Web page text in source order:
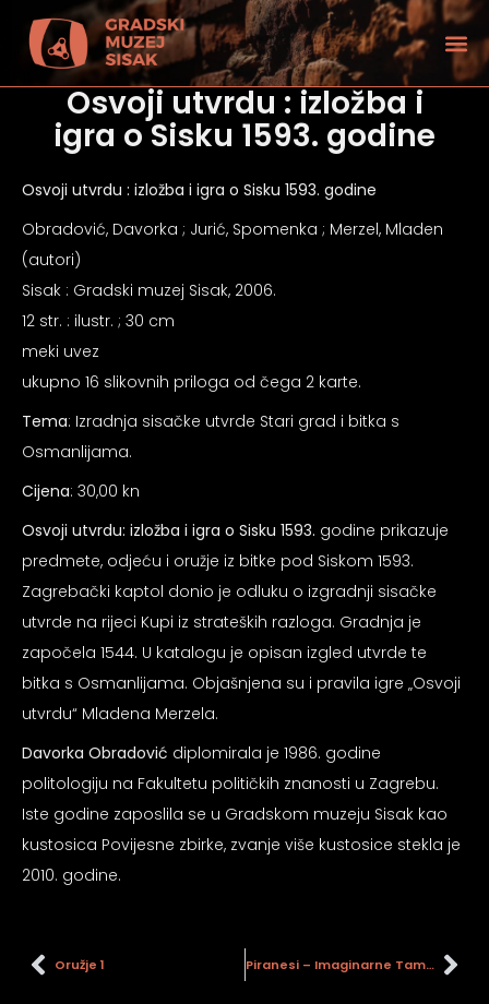
Osvoji utvrdu : izložba i
igra o Sisku 1593. godine
Osvoji utvrdu : izložba i igra o Sisku 1593. godine
Obradović, Davorka ; Jurić, Spomenka ; Merzel, Mladen
(autori)
Sisak : Gradski muzej Sisak, 2006.
12 str. : ilustr. ; 30 cm
meki uvez
ukupno 16 slikovnih priloga od čega 2 karte.
Tema: Izradnja sisačke utvrde Stari grad i bitka s
Osmanlijama.
Cijena: 30,00 kn
Osvoji utvrdu: izložba i igra o Sisku 1593. godine prikazuje
predmete, odjeću i oružje iz bitke pod Siskom 1593.
Zagrebački kaptol donio je odluku o izgradnji sisačke
utvrde na rijeci Kupi iz strateških razloga. Gradnja je
započela 1544. U katalogu je opisan izgled utvrde te
bitka s Osmanlijama. Objašnjena su i pravila igre „Osvoji
utvrdu“ Mladena Merzela.
Davorka Obradović diplomirala je 1986. godine
politologiju na Fakultetu političkih znanosti u Zagrebu.
Iste godine zaposlila se u Gradskom muzeju Sisak kao
kustosica Povijesne zbirke, zvanje više kustosice stekla je
2010. godine.
Oružje 1 Piranesi – Imaginarne Tamnice
vida